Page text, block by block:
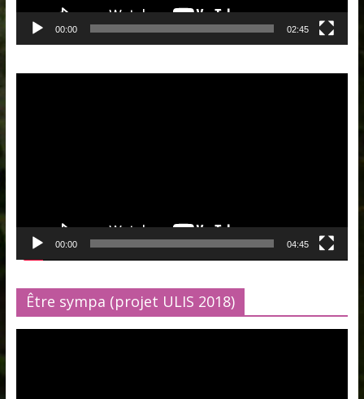
00:00 02:45
00:00 04:45
Être sympa (projet ULIS 2018)